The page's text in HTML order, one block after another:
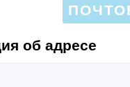
об адресе